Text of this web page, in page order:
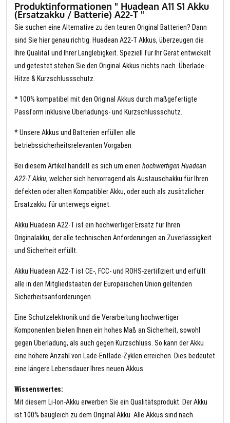
Produktinformationen " Huadean A11 S1 Akku
(Ersatzakku / Batterie) A22-T "
Sie suchen eine Alternative zu den teuren Original Batterien? Dann
sind Sie hier genau richtig. Huadean A22-T Akkus, überzeugen die
Ihre Qualität und Ihrer Langlebigkeit. Speziell für Ihr Gerät entwickelt
und getestet stehen Sie den Original Akkus nichts nach. Überlade-
Hitze & Kurzschlussschutz.
* 100% kompatibel mit den Original Akkus durch maßgefertigte
Passform inklusive Überladungs- und Kurzschlussschutz.
* Unsere Akkus und Batterien erfüllen alle
betriebssicherheitsrelevanten Vorgaben
Bei diesem Artikel handelt es sich um einen hochwertigen Huadean
A22-T Akku, welcher sich hervorragend als Austauschakku für Ihren
defekten oder alten Kompatibler Akku, oder auch als zusätzlicher
Ersatzakku für unterwegs eignet.
Akku Huadean A22-T ist ein hochwertiger Ersatz für Ihren
Originalakku, der alle technischen Anforderungen an Zuverlässigkeit
und Sicherheit erfüllt.
Akku Huadean A22-T ist CE-, FCC- und ROHS-zertifiziert und erfüllt
alle in den Mitgliedstaaten der Europäischen Union geltenden
Sicherheitsanforderungen.
Eine Schutzelektronik und die Verarbeitung hochwertiger
Komponenten bieten Ihnen ein hohes Maß an Sicherheit, sowohl
gegen Überladung, als auch gegen Kurzschluss. So kann der Akku
eine höhere Anzahl von Lade-Entlade-Zyklen erreichen. Dies bedeutet
eine längere Lebensdauer Ihres neuen Akkus.
Wissenswertes:
Mit diesem Li-Ion-Akku erwerben Sie ein Qualitätsprodukt. Der Akku
ist 100% baugleich zu dem Original Akku. Alle Akkus sind nach